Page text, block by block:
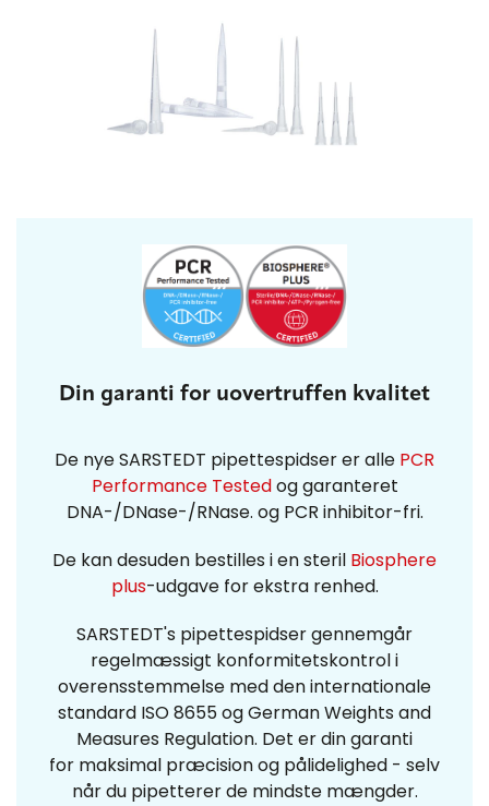
Din garanti for uovertruffen kvalitet
De nye SARSTEDT pipettespidser er alle PCR
Performance Testedog garanteret
DNA-/DNase-/RNase. og PCR inhibitor-fri.
De kan desuden bestilles i en steril Biosphere
plus-udgave for ekstra renhed.
SARSTEDT's pipettespidser gennemgår
regelmæssigt konformitetskontrol i
overensstemmelse med den internationale
standard ISO 8655 og German Weights and
Measures Regulation. Det er din garanti
for maksimal præcision og pålidelighed - selv
når du pipetterer de mindste mængder.